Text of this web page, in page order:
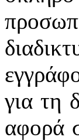
για τη
αφορά